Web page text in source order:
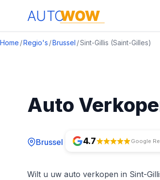
Home /Regio's /Brussel /Sint-Gillis (Saint-Gilles)
Auto
Brussel 4.7 Google
Wilt u uw auto verkopen in Sint-